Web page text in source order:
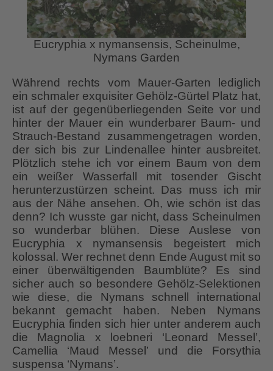
Eucryphia x nymansensis, Scheinulme,
Nymans Garden
Während rechts vom Mauer-Garten lediglich
ein schmaler exquisiter Gehölz-Gürtel Platz hat,
ist auf der gegenüberliegenden Seite vor und
hinter der Mauer ein wunderbarer Baum- und
Strauch-Bestand zusammengetragen worden,
der sich bis zur Lindenallee hinter ausbreitet.
Plötzlich stehe ich vor einem Baum von dem
ein weißer Wasserfall mit tosender Gischt
herunterzustürzen scheint. Das muss ich mir
aus der Nähe ansehen. Oh, wie schön ist das
denn? Ich wusste gar nicht, dass Scheinulmen
so wunderbar blühen. Diese Auslese von
Eucryphia x nymansensis begeistert mich
kolossal. Wer rechnet denn Ende August mit so
einer überwältigenden Baumblüte? Es sind
sicher auch so besondere Gehölz-Selektionen
wie diese, die Nymans schnell international
bekannt gemacht haben. Neben Nymans
Eucryphia finden sich hier unter anderem auch
die Magnolia x loebneri ‘Leonard Messel’,
Camellia ‘Maud Messel’ und die Forsythia
suspensa ‘Nymans’.